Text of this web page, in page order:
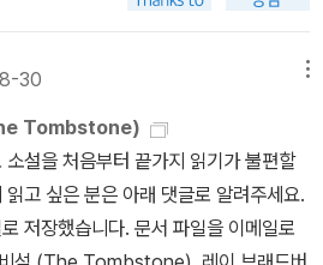
데스는 ‘아시아풍 가락의 야만적인 노
부르는 만가(挽歌)와 같다고 묘사한
하겠지만, 그리스인들의 머릿속에 그려
우리가 생각하는 아시아와 다를 것이다.
게 읽으면 이방인에 대한 그리스인들의
리스인들은 자기 나라 사람이 아니면
White Powder)』 수록 * 정
선》 (책세상, 2005)『궁수』 수록 (원
포의 엄습』 수록 (원제 ‘The Terror’)
계 괴기소설 걸작선 1》 (자유문학
록 (원제 ‘The Great God Pan’)
걸작선》 (책세상, 2004)『악마의
뭘까? '스미골'은 아닐테고... ‘스미’는
식이다. 같은 책 482쪽에도 인물명을
하며, 「로드 스털링의 나이트 갤러리」라
‘스털
. 그런데 <나이트 갤러리>(Night Galler
련된 사람은 ‘로드 스털링’이 아니라
링의 본명은 로드
30
Tombstone)
설을 처음부터 끝가지 읽기가 불편할
고 싶은 분은 아래 댓글로 알려주세요.
저장했습니다. 문서 파일을 이메일로